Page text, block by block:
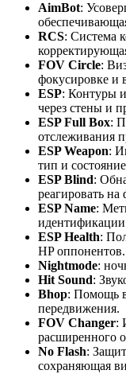
AimBot:
RCS: Система
FOV Circle:
фокусировке и
ESP: Контуры
через стены и
ESP Full Box:
отслеживания
ESP Weapon:
тип и
ESP Blind:
реагировать
ESP Name:
ESP Health:
HP оппонентов.
Nightmode:
Hit Sound:
Bhop: Помощь
передвижения.
FOV Changer:
расширенного
No Flash:
сохраняющая